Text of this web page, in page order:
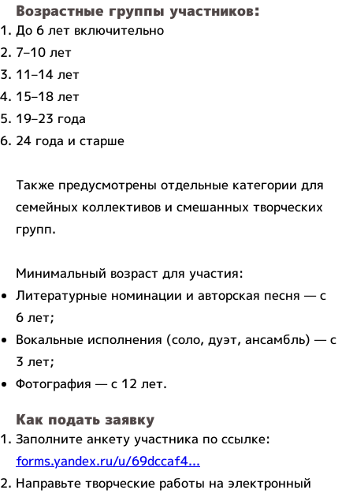
Возрастные группы участников:
До 6 лет включительно
7–10 лет
11–14 лет
15–18 лет
19–23 года
24 года и старше
Также предусмотрены отдельные категории для
семейных коллективов и смешанных творческих
групп.
Минимальный возраст для участия:
Литературные номинации и авторская песня — с
6 лет;
Вокальные исполнения (соло, дуэт, ансамбль) — с
3 лет;
Фотография — с 12 лет.
Как подать заявку
Заполните анкету участника по ссылке:
forms.yandex.ru/u/69dccaf4...
Направьте творческие работы на электронный